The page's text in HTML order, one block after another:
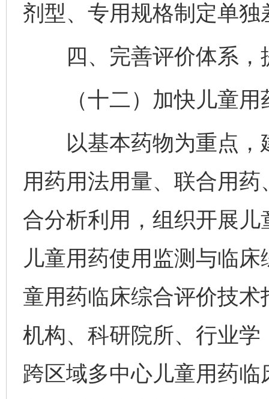
剂型、专用规格制定单独
四、完善评价体系，
（十二）加快儿童用
以基本药物为重点，
用药用法用量、联合用
合分析利用，组织开展
儿童用药使用监测与临
童用药临床综合评价技
机构、科研院所、行业
跨区域多中心儿童用药